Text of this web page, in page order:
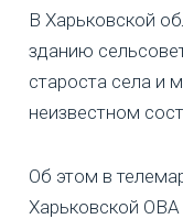
В Харьковской
зданию
староста села и
неизвестном
Об этом в
Харьковской ОВА